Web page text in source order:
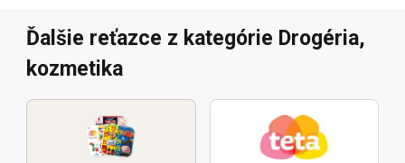
Ďalšie reťazce z kategórie Drogéria,
kozmetika